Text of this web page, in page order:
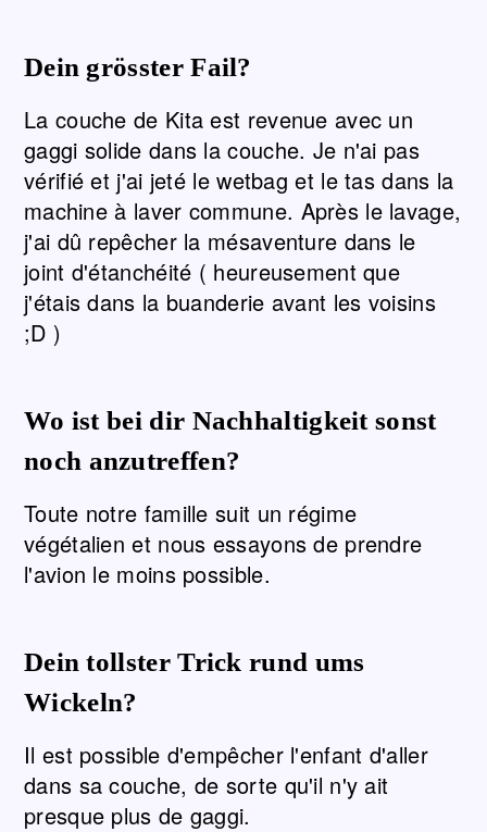
Dein grösster Fail?
La couche de Kita est revenue avec un
gaggi solide dans la couche. Je n'ai pas
vérifié et j'ai jeté le wetbag et le tas dans la
machine à laver commune. Après le lavage,
j'ai dû repêcher la mésaventure dans le
joint d'étanchéité ( heureusement que
j'étais dans la buanderie avant les voisins
;D )
Wo ist bei dir Nachhaltigkeit sonst
noch anzutreffen?
Toute notre famille suit un régime
végétalien et nous essayons de prendre
l'avion le moins possible.
Dein tollster Trick rund ums
Wickeln?
Il est possible d'empêcher l'enfant d'aller
dans sa couche, de sorte qu'il n'y ait
presque plus de gaggi.